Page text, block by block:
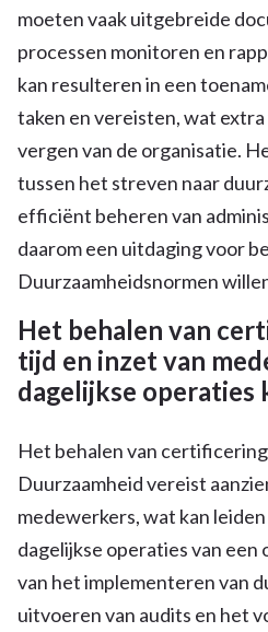
moeten vaak uitgebreide
processen monitoren en
kan resulteren in een
taken en vereisten, wat
vergen van de organisatie.
tussen het streven naar
efficiënt beheren van
daarom een uitdaging voor
Duurzaamheidsnormen
Het behalen van
tijd en inzet van
dagelijkse operaties
Het behalen van
Duurzaamheid vereist
medewerkers, wat kan
dagelijkse operaties van
van het implementeren van
uitvoeren van audits en het